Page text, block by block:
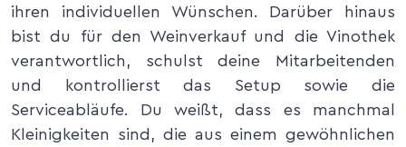
ihren individuellen Wünschen. Darüber hinaus
bist du für den Weinverkauf und die Vinothek
verantwortlich, schulst deine Mitarbeitenden
und kontrollierst das Setup sowie die
Serviceabläufe. Du weißt, dass es manchmal
Kleinigkeiten sind, die aus einem gewöhnlichen